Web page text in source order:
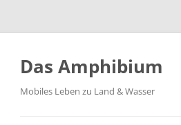
Zum
Das Amphibium
Mobiles Leben zu Land & Wasser